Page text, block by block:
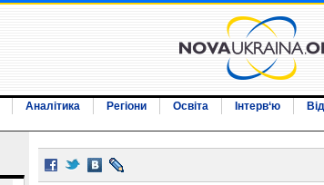
Аналітика Регіони Освіта Інтерв‘ю